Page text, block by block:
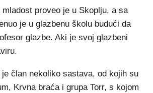
proveo je u Skoplju, a sa
je u glazbenu školu budući da
glazbe. Aki je svoj glazbeni
član nekoliko sastava, od kojih su
Krvna braća i grupa Torr, s kojom